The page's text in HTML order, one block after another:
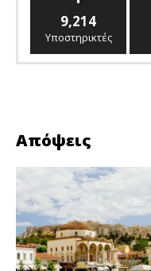
9,214
Υποστηρικτές
Απόψεις